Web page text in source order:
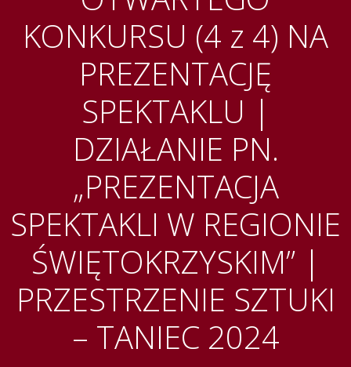
KONKURSU (4 z 4) NA
PREZENTACJĘ
SPEKTAKLU |
DZIAŁANIE PN.
„PREZENTACJA
SPEKTAKLI W REGIONIE
ŚWIĘTOKRZYSKIM” |
PRZESTRZENIE SZTUKI
– TANIEC 2024